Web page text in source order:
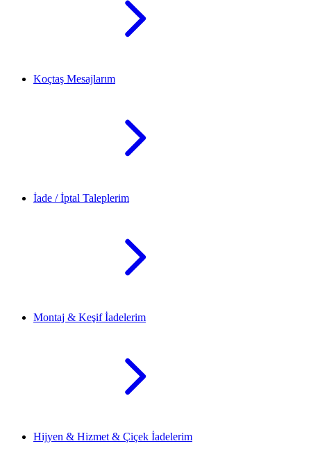
Koçtaş Mesajlarım
İade / İptal Taleplerim
Montaj & Keşif İadelerim
Hijyen & Hizmet & Çiçek İadelerim